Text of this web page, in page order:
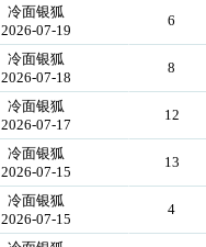
冷面银狐
2026-07-19
6
冷面银狐
2026-07-18
8
冷面银狐
2026-07-17
12
冷面银狐
2026-07-15
13
冷面银狐
2026-07-15
4